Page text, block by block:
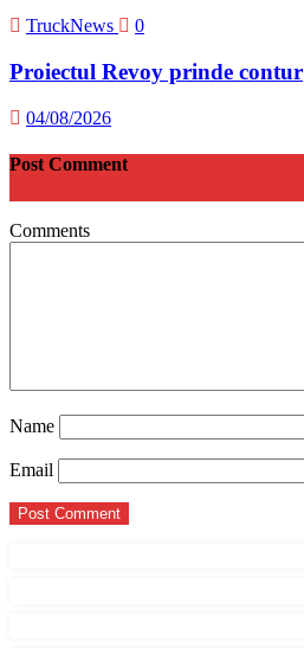
TruckNews 0
Proiectul Revoy prinde contur
04/08/2026
Post Comment
Comments
Name
Email